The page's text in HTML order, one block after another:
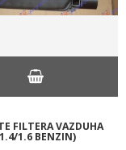
FILTERA VAZDUHA
1.6 BENZIN)